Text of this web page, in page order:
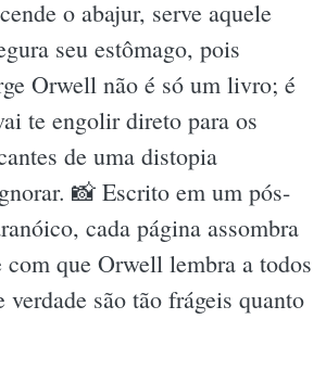
o abajur, serve aquele
seu estômago, pois
Orwell não é só um livro; é
te engolir direto para os
de uma distopia
📸 Escrito em um pós-
cada página assombra
que Orwell lembra a todos
verdade são tão frágeis quanto